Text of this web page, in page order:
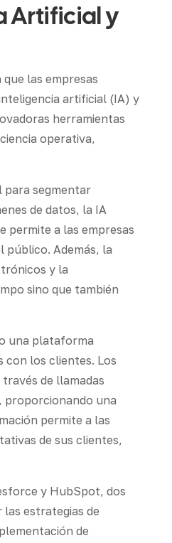
Artificial y
las empresas
artificial (IA) y
herramientas
operativa,
para segmentar
de datos, la IA
permite a las empresas
público. Además, la
y la
sino que también
una plataforma
con los clientes. Los
de llamadas
proporcionando una
permite a las
de sus clientes,
y HubSpot, dos
las estrategias de
de